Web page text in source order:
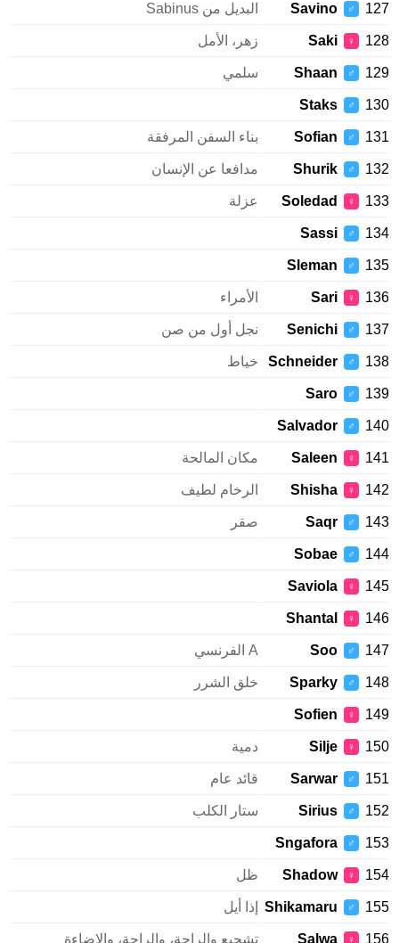
♂
Savino البديل من Sabinus
♀
Saki زهر، الأمل
♂
Shaan سلمي
♂
Staks
♂
Sofian بناء السفن المرفقة
♂
Shurik مدافعا عن الإنسان
♀
Soledad عزلة
♂
Sassi
♂
Sleman
♀
Sari الأمراء
♂
Senichi نجل أول من صن
♂
Schneider خياط
♂
Saro
♂
Salvador
♀
Saleen مكان المالحة
♀
Shisha الرخام لطيف
♂
Saqr صقر
♂
Sobae
♀
Saviola
♀
Shantal
♂
Soo
♂
Sparky خلق الشرر
♀
Sofien
♀
Silje دمية
♂
Sarwar قائد عام
♂
Sirius ستار الكلب
♂
Sngafora
♀
Shadow
♂
Shikamaru إذا أيل
♀
Salwa تشجيع والراحة، والراحة، والإضاءة